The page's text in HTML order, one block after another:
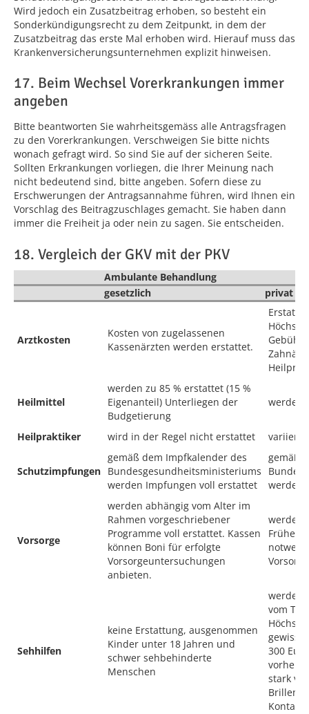
Wird jedoch ein Zusatzbeitrag erhoben, so besteht ein
Sonderkündigungsrecht zu dem Zeitpunkt, in dem der
Zusatzbeitrag das erste Mal erhoben wird. Hierauf muss das
Krankenversicherungsunternehmen explizit hinweisen.
17. Beim Wechsel Vorerkrankungen immer
angeben
Bitte beantworten Sie wahrheitsgemäss alle Antragsfragen
zu den Vorerkrankungen. Verschweigen Sie bitte nichts
wonach gefragt wird. So sind Sie auf der sicheren Seite.
Sollten Erkrankungen vorliegen, die Ihrer Meinung nach
nicht bedeutend sind, bitte angeben. Sofern diese zu
Erschwerungen der Antragsannahme führen, wird Ihnen ein
Vorschlag des Beitragzuschlages gemacht. Sie haben dann
immer die Freiheit ja oder nein zu sagen. Sie entscheiden.
18. Vergleich der GKV mit der PKV
Ambulante Behandlung
gesetzlich
privat
Arztkosten
Kosten von zugelassenen
Kassenärzten werden erstattet.
Heilmittel
werden zu 85 % erstattet (15 %
Eigenanteil) Unterliegen der
Budgetierung
werden
Heilpraktiker wird in der Regel nicht erstattet variiert
Schutzimpfungen
gemäß dem Impfkalender des
Bundesgesundheitsministeriums
werden Impfungen voll erstattet
gemäß
werden
Vorsorge
werden abhängig vom Alter im
Rahmen vorgeschriebener
Programme voll erstattet. Kassen
können Boni für erfolgte
Vorsorgeuntersuchungen
anbieten.
werden
Sehhilfen
keine Erstattung, ausgenommen
Kinder unter 18 Jahren und
schwer sehbehinderte
Menschen
werden
vom
300
vorher,
stark